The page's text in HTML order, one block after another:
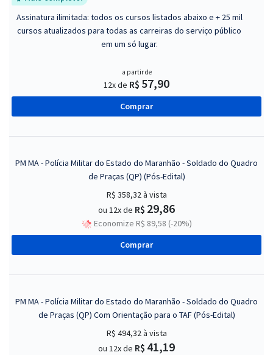
Assinatura ilimitada: todos os cursos listados abaixo e + 25 mil
cursos atualizados para todas as carreiras do serviço público
em um só lugar.
a partir de
12x de R$ 57,90
Comprar
PM MA - Polícia Militar do Estado do Maranhão - Soldado do Quadro
de Praças (QP) (Pós-Edital)
R$ 358,32à vista
ou 12x de R$ 29,86
Economize R$ 89,58 (-20%)
Comprar
PM MA - Polícia Militar do Estado do Maranhão - Soldado do Quadro
de Praças (QP) Com Orientação para o TAF (Pós-Edital)
R$ 494,32à vista
ou 12x de R$ 41,19